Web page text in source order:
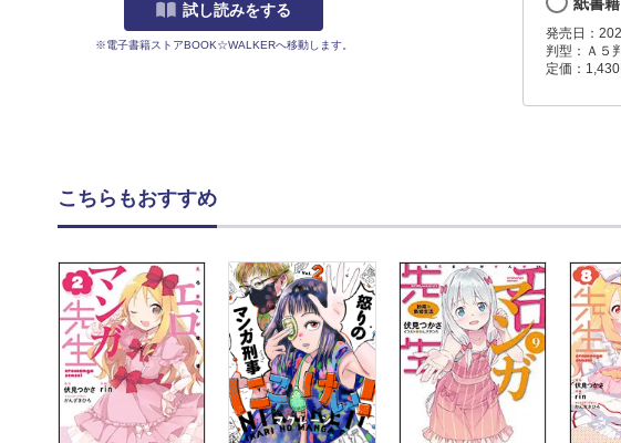
試し読みをする
※電子書籍ストアBOOK☆WALKERへ移動します。
発売日：
判型：Ａ５
定価：
こちらもおすすめ